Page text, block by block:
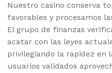
Nuestro casino conserva
favorables y procesamos
El grupo de finanzas
acatar con las leyes
privilegiando la rapidez en
usuarios validados